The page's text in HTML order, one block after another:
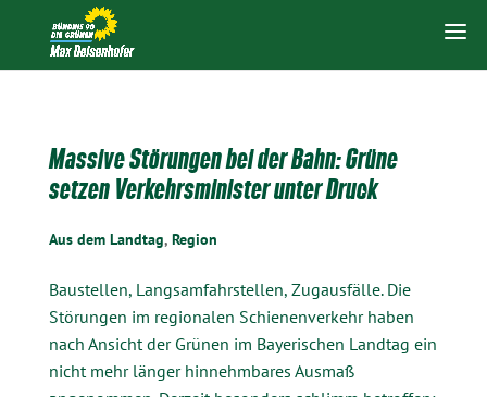
Massive Störungen bei der Bahn: Grüne
setzen Verkehrsminister unter Druck
Aus dem Landtag, Region
Baustellen, Langsamfahrstellen, Zugausfälle. Die
Störungen im regionalen Schienenverkehr haben
nach Ansicht der Grünen im Bayerischen Landtag ein
nicht mehr länger hinnehmbares Ausmaß